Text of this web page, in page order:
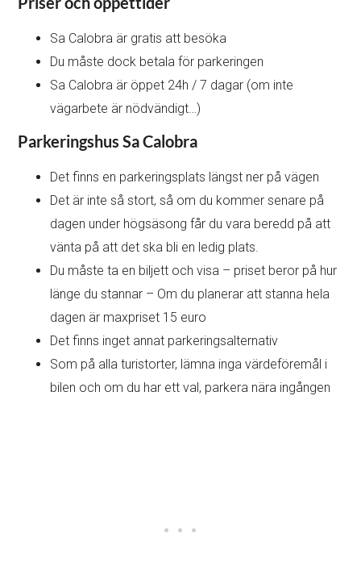
Sa Calobra är gratis att besöka
Du måste dock betala för parkeringen
Sa Calobra är öppet 24h / 7 dagar (om inte
vägarbete är nödvändigt…)
Parkeringshus Sa Calobra
Det finns en parkeringsplats längst ner på vägen
Det är inte så stort, så om du kommer senare på
dagen under högsäsong får du vara beredd på att
vänta på att det ska bli en ledig plats.
Du måste ta en biljett och visa – priset beror på hur
länge du stannar – Om du planerar att stanna hela
dagen är maxpriset 15 euro
Det finns inget annat parkeringsalternativ
Som på alla turistorter, lämna inga värdeföremål i
bilen och om du har ett val, parkera nära ingången